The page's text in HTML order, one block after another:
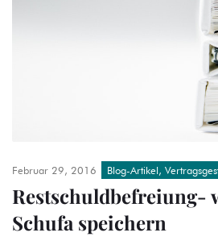
Februar 29, 2016 Blog-Artikel,
Restschuldbefreiung-
Schufa speichern